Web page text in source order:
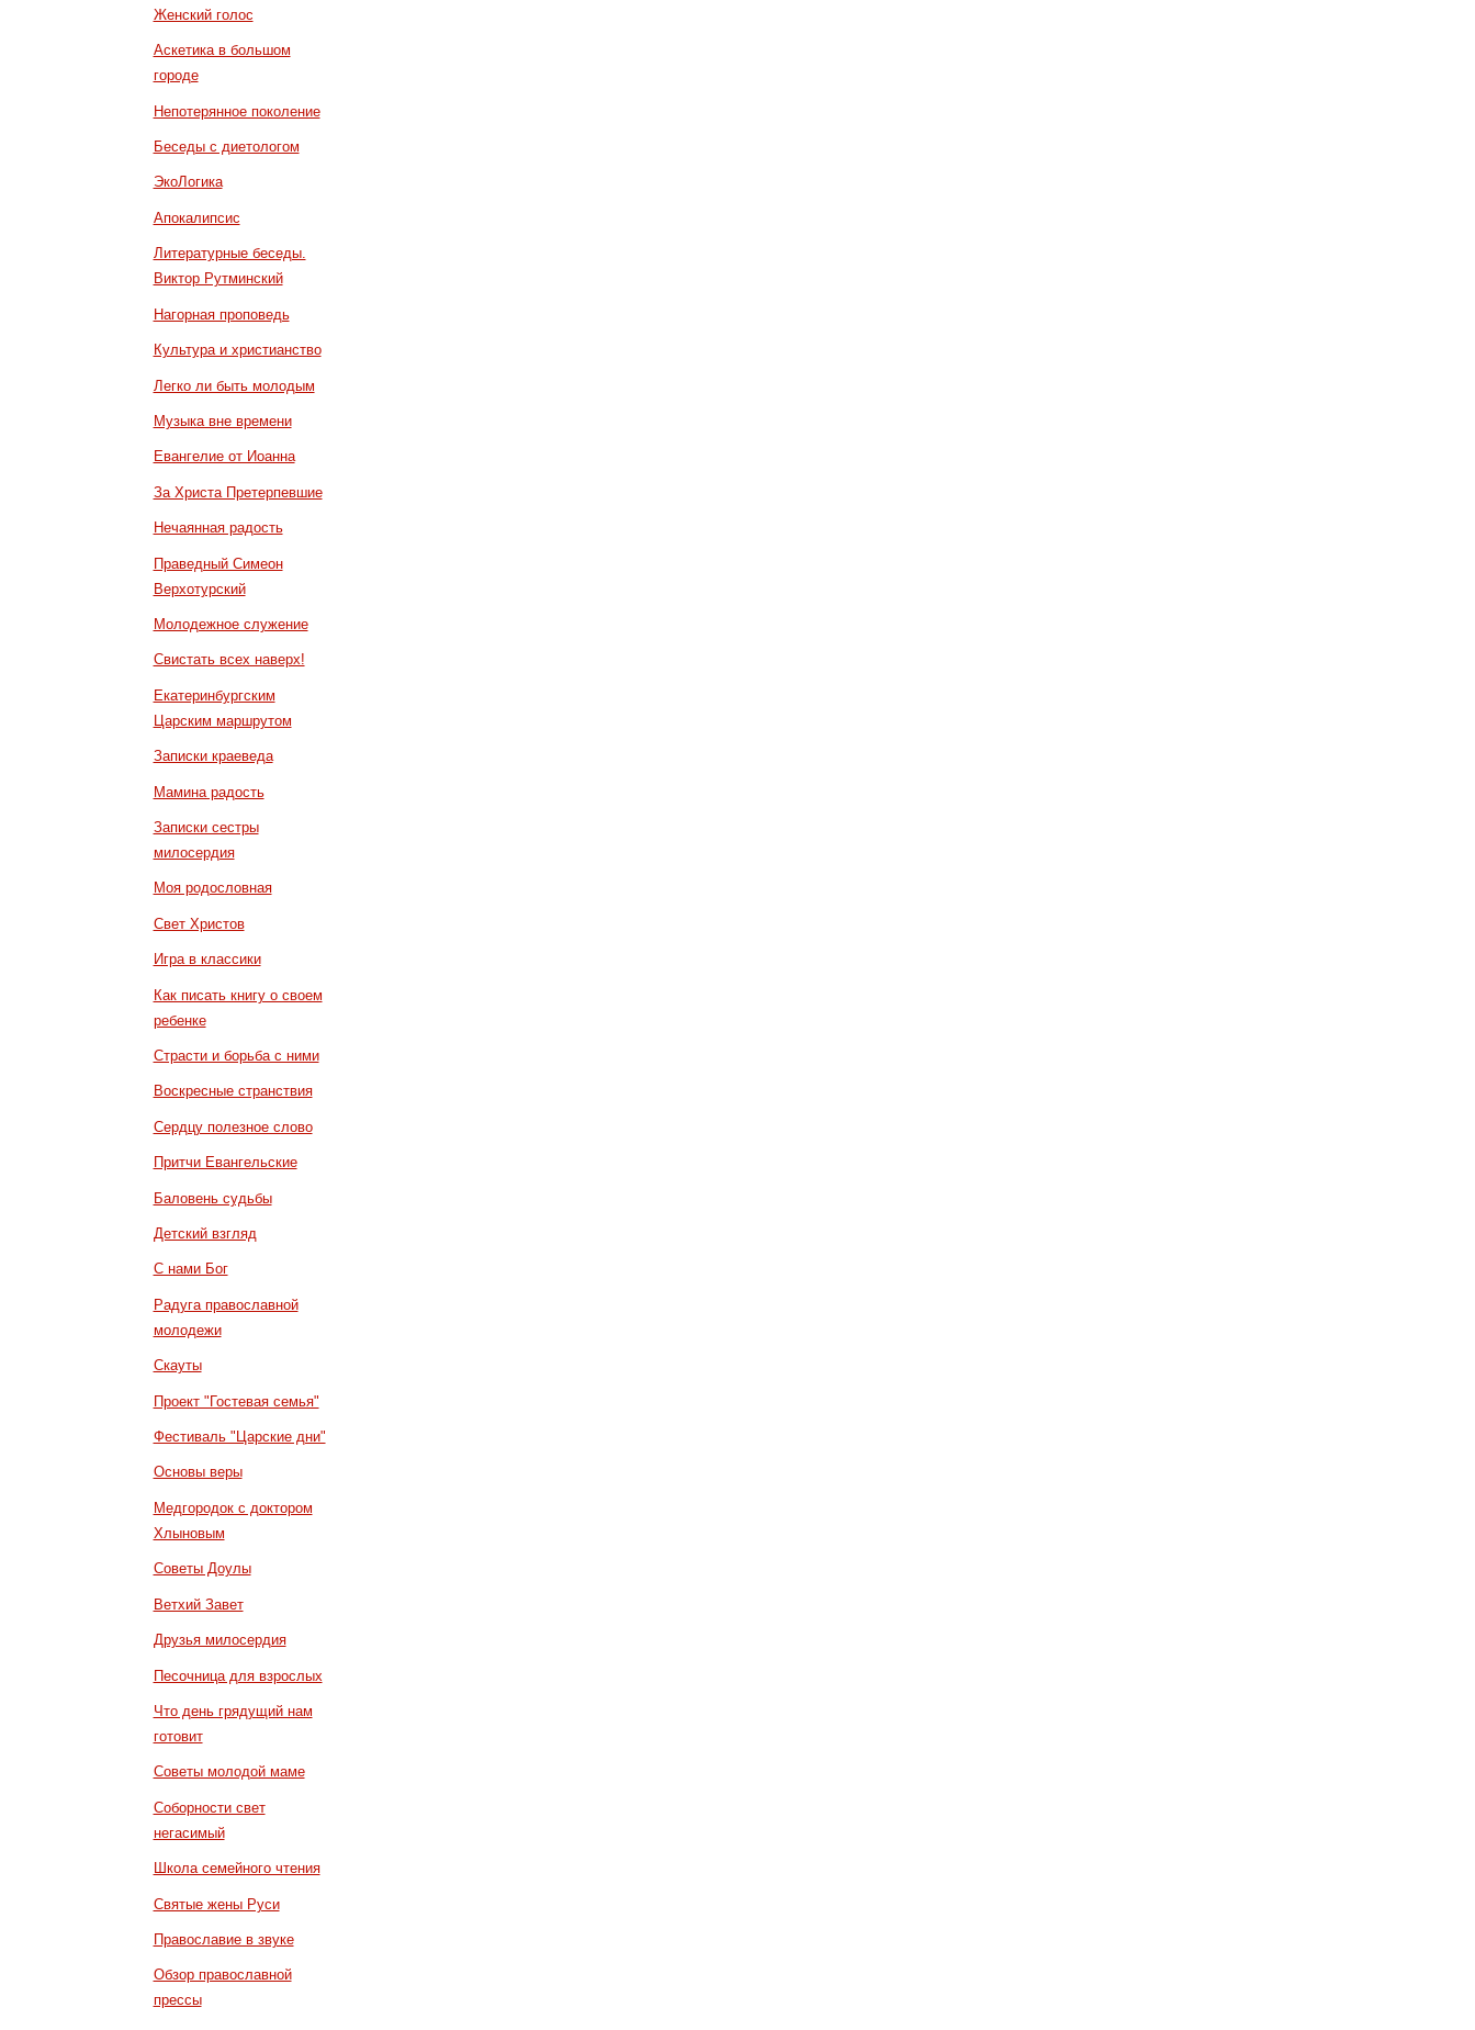
Женский голос
Аскетика в большом
городе
Непотерянное поколение
Беседы с диетологом
ЭкоЛогика
Апокалипсис
Литературные беседы.
Виктор Рутминский
Нагорная проповедь
Культура и христианство
Легко ли быть молодым
Музыка вне времени
Евангелие от Иоанна
За Христа Претерпевшие
Нечаянная радость
Праведный Симеон
Верхотурский
Молодежное служение
Свистать всех наверх!
Екатеринбургским
Царским маршрутом
Записки краеведа
Мамина радость
Записки сестры
милосердия
Моя родословная
Свет Христов
Игра в классики
Как писать книгу о своем
ребенке
Страсти и борьба с ними
Воскресные странствия
Сердцу полезное слово
Притчи Евангельские
Баловень судьбы
Детский взгляд
С нами Бог
Радуга православной
молодежи
Скауты
Проект "Гостевая семья"
Фестиваль "Царские дни"
Основы веры
Медгородок с доктором
Хлыновым
Советы Доулы
Ветхий Завет
Друзья милосердия
Песочница для взрослых
Что день грядущий нам
готовит
Советы молодой маме
Соборности свет
негасимый
Школа семейного чтения
Святые жены Руси
Православие в звуке
Обзор православной
прессы